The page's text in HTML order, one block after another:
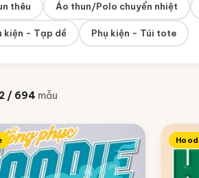
thêu Áo thun/Polo chuyển nhiệt
kiện - Tạp dề Phụ kiện - Túi tote
/ 694 mẫu